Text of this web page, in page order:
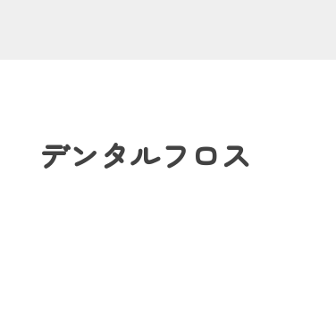
デンタルフロス